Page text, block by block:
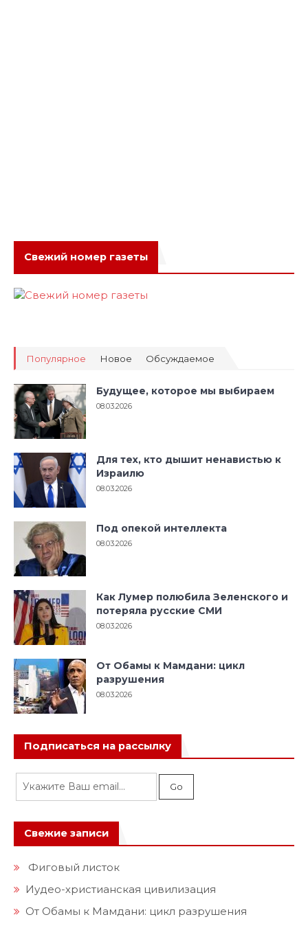
Свежий номер газеты
Популярное Новое Обсуждаемое
Будущее, которое мы выбираем
08.03.2026
Для тех, кто дышит ненавистью к
Израилю
08.03.2026
Под опекой интеллекта
08.03.2026
Как Лумер полюбила Зеленского и
потеряла русские СМИ
08.03.2026
От Обамы к Мамдани: цикл
разрушения
08.03.2026
Подписаться на рассылку
Свежие записи
Фиговый листок
Иудео-христианская цивилизация
От Обамы к Мамдани: цикл разрушения